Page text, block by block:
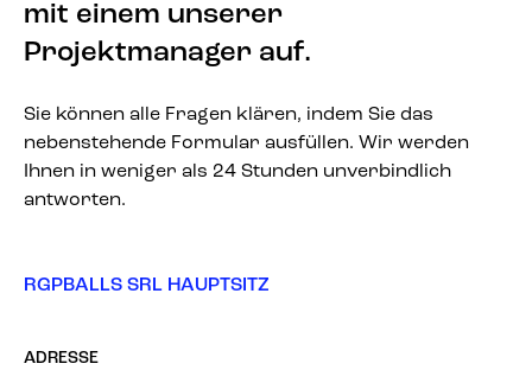
mit einem unserer
Projektmanager auf.
Sie können alle Fragen klären, indem Sie das
nebenstehende Formular ausfüllen. Wir werden
Ihnen in weniger als 24 Stunden unverbindlich
antworten.
RGPBALLS SRL HAUPTSITZ
ADRESSE